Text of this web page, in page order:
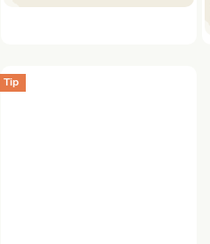
Tip